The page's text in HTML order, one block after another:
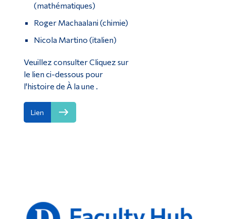
(mathématiques)
Roger Machaalani (chimie)
Nicola Martino (italien)
Veuillez consulter Cliquez sur
le lien ci-dessous pour
l'histoire de À la une .
Lien